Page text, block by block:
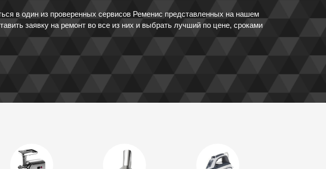
в один из проверенных сервисов Ременис представленных на нашем
заявку на ремонт во все из них и выбрать лучший по цене, сроками